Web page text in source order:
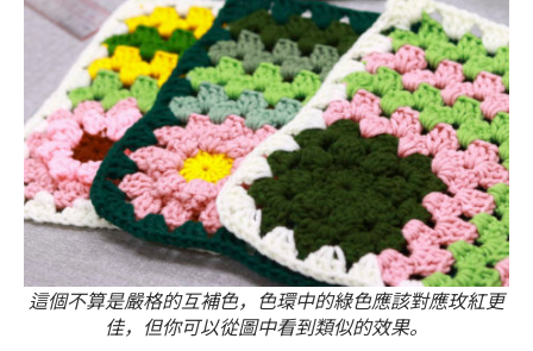
這個不算是嚴格的互補色，色環中的綠色應該對應玫紅更
佳，但你可以從圖中看到類似的效果。